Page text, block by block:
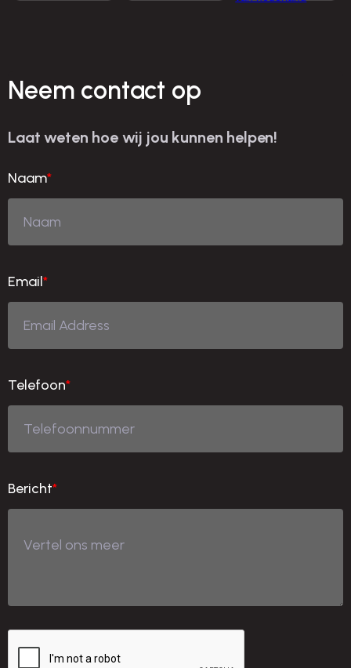
Neem contact op
Laat weten hoe wij jou kunnen helpen!
Naam*
Email*
Telefoon*
Bericht*